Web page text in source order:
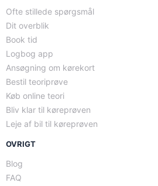
Ofte stillede spørgsmål
Dit overblik
Book tid
Logbog app
Ansøgning om kørekort
Bestil teoriprøve
Køb online teori
Bliv klar til køreprøven
Leje af bil til køreprøven
OVRIGT
Blog
FAQ